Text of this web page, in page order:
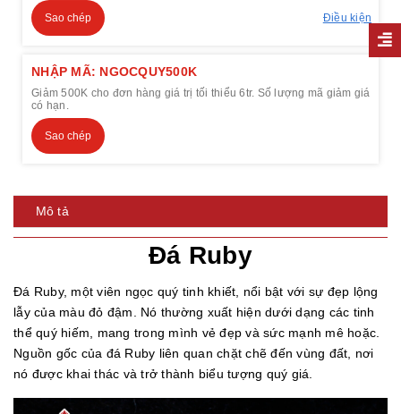
Sao chép Điều kiện
NHẬP MÃ: NGOCQUY500K
Giảm 500K cho đơn hàng giá trị tối thiểu 6tr. Số lượng mã giảm giá
có hạn.
Sao chép
Mô tả
Đá Ruby
Đá Ruby, một viên ngọc quý tinh khiết, nổi bật với sự đẹp lộng
lẫy của màu đỏ đậm. Nó thường xuất hiện dưới dạng các tinh
thể quý hiếm, mang trong mình vẻ đẹp và sức mạnh mê hoặc.
Nguồn gốc của đá Ruby liên quan chặt chẽ đến vùng đất, nơi
nó được khai thác và trở thành biểu tượng quý giá.